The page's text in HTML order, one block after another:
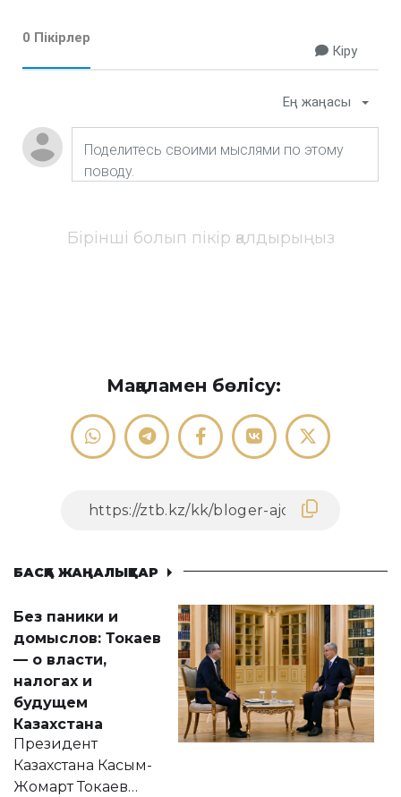
0 Пікірлер
Кіру
Ең жаңасы
Бірінші болып пікір қалдырыңыз
Мақаламен бөлісу:
БАСҚА ЖАҢАЛЫҚТАР
Без паники и
домыслов: Токаев
— о власти,
налогах и
будущем
Казахстана
Президент
Казахстана Касым-
Жомарт Токаев